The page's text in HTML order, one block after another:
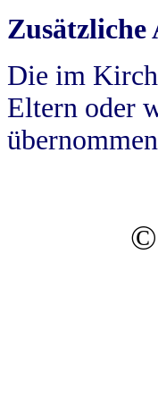
Zusätzliche
Die im
Eltern oder
©